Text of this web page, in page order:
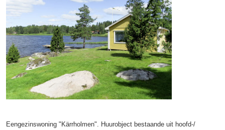
Eengezinswoning "Kärrholmen". Huurobject bestaande uit hoofd-/